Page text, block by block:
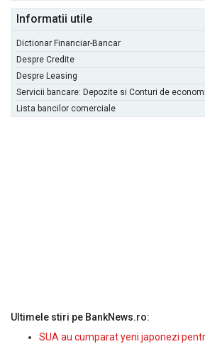
Informatii utile
Dictionar Financiar-Bancar
Despre Credite
Despre Leasing
Servicii bancare: Depozite si Conturi de
Lista bancilor comerciale
Ultimele stiri pe BankNews.ro:
SUA au cumparat yeni japonezi